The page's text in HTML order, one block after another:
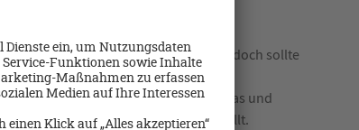
erst den richtigen Geschmack. Jedoch sollte
hat es wirklich in sich!
jetzt reif, Erdbeeren, Mangos, Papayas und
die leckersten Süßspeisen hergestellt.